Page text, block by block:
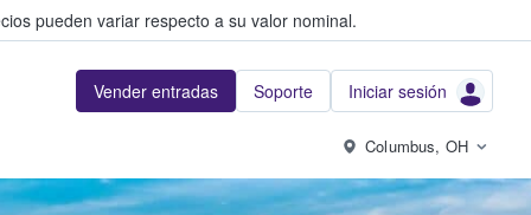
pueden variar respecto a su valor nominal.
Vender entradas Soporte Iniciar sesión
Columbus, OH